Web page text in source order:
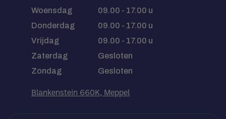
Woensdag
09.00 - 17.00 u
Donderdag
09.00 - 17.00 u
Vrijdag
09.00 - 17.00 u
Zaterdag
Gesloten
Zondag
Gesloten
Blankenstein 660K, Meppel